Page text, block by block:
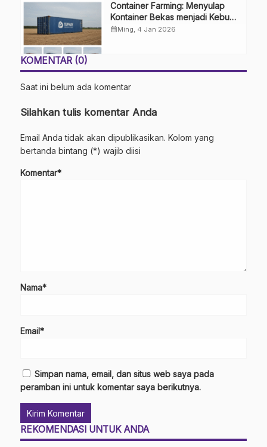
Container Farming: Menyulap
Kontainer Bekas menjadi Kebun
Modern
calendar_monthMing, 4 Jan 2026
KOMENTAR (0)
Saat ini belum ada komentar
Silahkan tulis komentar Anda
Email Anda tidak akan dipublikasikan. Kolom yang
bertanda bintang (*) wajib diisi
Komentar*
Nama*
Email*
Simpan nama, email, dan situs web saya pada
peramban ini untuk komentar saya berikutnya.
REKOMENDASI UNTUK ANDA